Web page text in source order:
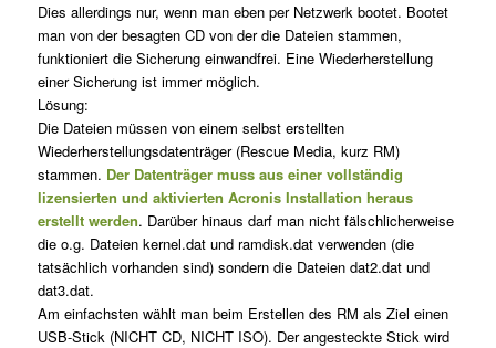
Dies allerdings nur, wenn man eben per Netzwerk bootet. Bootet
man von der besagten CD von der die Dateien stammen,
funktioniert die Sicherung einwandfrei. Eine Wiederherstellung
einer Sicherung ist immer möglich.
Lösung:
Die Dateien müssen von einem selbst erstellten
Wiederherstellungsdatenträger (Rescue Media, kurz RM)
stammen. Der Datenträger muss aus einer vollständig
lizensierten und aktivierten Acronis Installation heraus
erstellt werden. Darüber hinaus darf man nicht fälschlicherweise
die o.g. Dateien kernel.dat und ramdisk.dat verwenden (die
tatsächlich vorhanden sind) sondern die Dateien dat2.dat und
dat3.dat.
Am einfachsten wählt man beim Erstellen des RM als Ziel einen
USB-Stick (NICHT CD, NICHT ISO). Der angesteckte Stick wird